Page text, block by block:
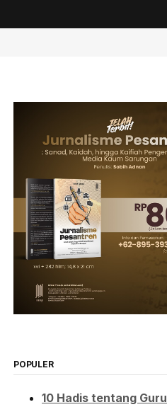
POPULER
10 Hadis tentang Guru